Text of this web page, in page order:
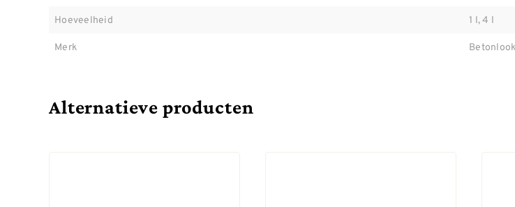
Hoeveelheid
1 l, 4 l
Merk
Alternatieve producten